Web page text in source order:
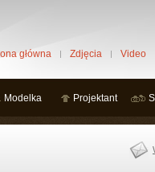
główna Zdjęcia Video
Modelka Projektant